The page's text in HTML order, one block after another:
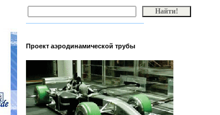
Проект аэродинамической трубы